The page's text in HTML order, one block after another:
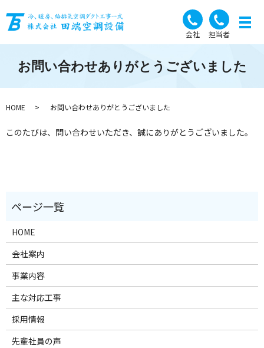
会社 担当者
お問い合わせありがとうございました
HOME お問い合わせありがとうございました
このたびは、問い合わせいただき、誠にありがとうございました。
HOME
会社案内
事業内容
主な対応工事
採用情報
先輩社員の声